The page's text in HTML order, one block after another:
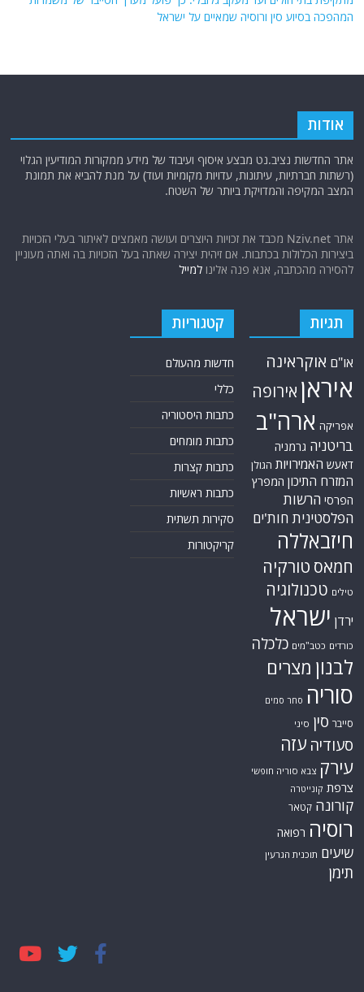
או"םאוקראינה
איראן
אפריקה ארה"ב
בריטניה גרמניה
דאעש האמירויות הגולן
המזרח התיכון המפרץ
הפלסטיניתחות'ים
חיזבאללה
טילים טכנולוגיה
ירדןישראל
כורדים כטב"מים כלכלה
לבנוןמצרים
סוריה סחר סמים
סייבר סין סיני
סעודיהעזה
עירק צבא סוריה חופשי
צרפת קונייטרה
קורונה קטאר
רוסיה רפואה
שיעים תוכנית הגרעין
תימן
כתבות מומחים
כתבות קצרות
סקירות תשתית
קריקטורות